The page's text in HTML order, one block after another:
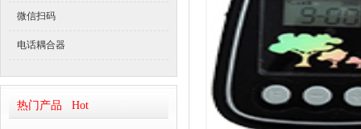
微信扫码
电话耦合器
热门产品 Hot